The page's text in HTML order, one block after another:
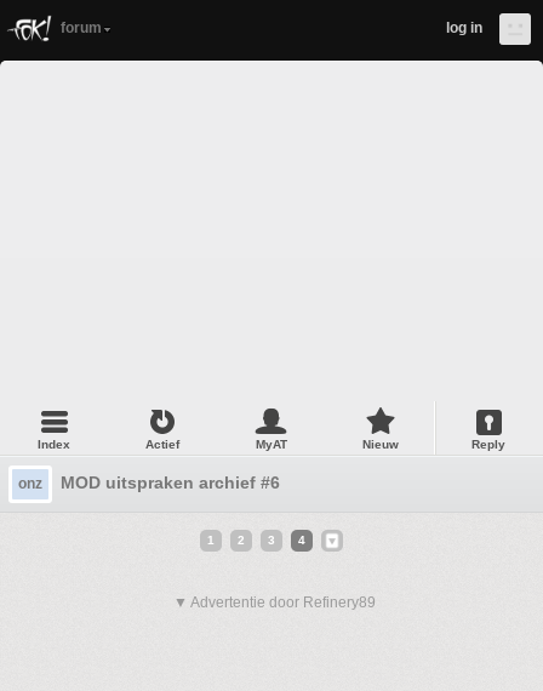
forum log in
Index Actief MyAT Nieuw Reply
onz MOD uitspraken archief #6
1 2 3 4
▼ Advertentie door Refinery89